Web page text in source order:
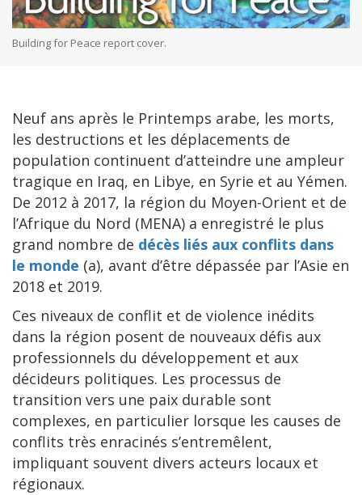
Building for Peace report cover.
Neuf ans après le Printemps arabe, les morts,
les destructions et les déplacements de
population continuent d’atteindre une ampleur
tragique en Iraq, en Libye, en Syrie et au Yémen.
De 2012 à 2017, la région du Moyen-Orient et de
l’Afrique du Nord (MENA) a enregistré le plus
grand nombre de décès liés aux conflits dans
le monde (a), avant d’être dépassée par l’Asie en
2018 et 2019.
Ces niveaux de conflit et de violence inédits
dans la région posent de nouveaux défis aux
professionnels du développement et aux
décideurs politiques. Les processus de
transition vers une paix durable sont
complexes, en particulier lorsque les causes de
conflits très enracinés s’entremêlent,
impliquant souvent divers acteurs locaux et
régionaux.